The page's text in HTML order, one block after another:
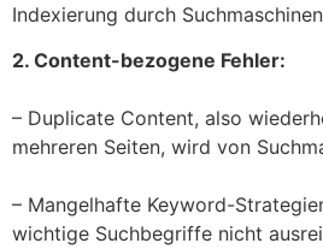
Indexierung durch
2. Content-bezogene Fehler:
– Duplicate Content, also
mehreren Seiten, wird von
– Mangelhafte Keyword-
wichtige Suchbegriffe nicht